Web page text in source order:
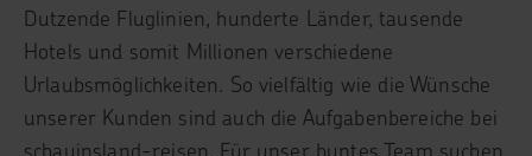
Dutzende Fluglinien, hunderte Länder, tausende
Hotels und somit Millionen verschiedene
Urlaubsmöglichkeiten. So vielfältig wie die Wünsche
unserer Kunden sind auch die Aufgabenbereiche bei